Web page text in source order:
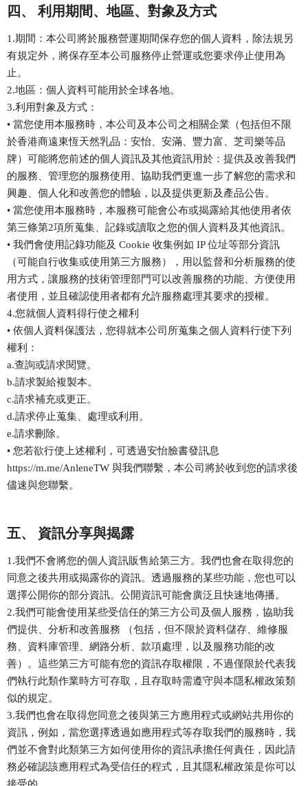
四、 利用期間、地區、對象及方式
1.期間：本公司將於服務營運期間保存您的個人資料，除法規另
有規定外，將保存至本公司服務停止營運或您要求停止使用為
止。
2.地區：個人資料可能用於全球各地。
3.利用對象及方式：
• 當您使用本服務時，本公司及本公司之相關企業（包括但不限
於香港商遠東恆天然乳品：安怡、安滿、豐力富、芝司樂等品
牌）可能將您前述的個人資訊及其他資訊用於：提供及改善我們
的服務、管理您的服務使用、協助我們更進一步了解您的需求和
興趣、個人化和改善您的體驗，以及提供更新及產品公告。
• 當您使用本服務時，本服務可能會公布或揭露給其他使用者依
第三條第2項所蒐集、記錄或讀取之您的個人資料及其他資訊。
• 我們會使用記錄功能及 Cookie 收集例如 IP 位址等部分資訊
（可能自行收集或使用第三方服務），用以監督和分析服務的使
用方式，讓服務的技術管理部門可以改善服務的功能、方便使用
者使用，並且確認使用者都有允許服務處理其要求的授權。
4.您就個人資料得行使之權利
• 依個人資料保護法，您得就本公司所蒐集之個人資料行使下列
權利：
a.查詢或請求閱覽。
b.請求製給複製本。
c.請求補充或更正。
d.請求停止蒐集、處理或利用。
e.請求刪除。
• 您若欲行使上述權利，可透過安怡臉書發訊息
https://m.me/AnleneTW 與我們聯繫，本公司將於收到您的請求後
儘速與您聯繫。
五、 資訊分享與揭露
1.我們不會將您的個人資訊販售給第三方。我們也會在取得您的
同意之後共用或揭露你的資訊。透過服務的某些功能，您也可以
選擇公開你的部分資訊。公開資訊可能會廣泛且快速地傳播。
2.我們可能會使用某些受信任的第三方公司及個人服務，協助我
們提供、分析和改善服務 （包括，但不限於資料儲存、維修服
務、資料庫管理、網路分析、款項處理，以及服務功能的改
善）。這些第三方可能有您的資訊存取權限，不過僅限於代表我
們執行此類作業時方可存取，且存取時需遵守與本隱私權政策類
似的規定。
3.我們也會在取得您同意之後與第三方應用程式或網站共用你的
資訊，例如，當您選擇透過如應用程式等存取我們的服務時，我
們並不會對此類第三方如何使用你的資訊承擔任何責任，因此請
務必確認該應用程式為受信任的程式，且其隱私權政策是你可以